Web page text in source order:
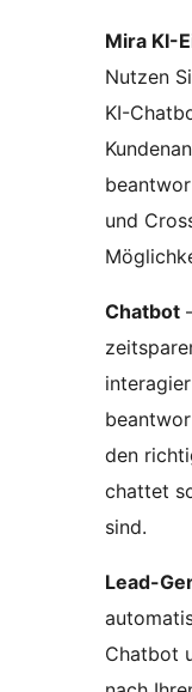
Mira KI-
Nutzen
KI-
und
Chatbot
den
chattet
sind.
Lead-
Chatbot